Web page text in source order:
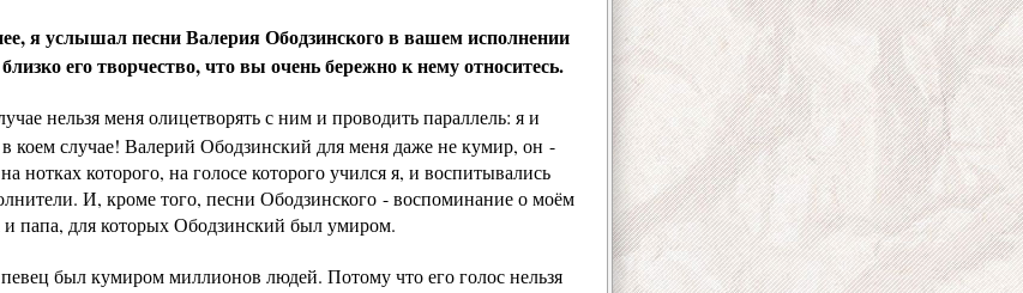
я услышал песни Валерия Ободзинского в вашем исполнении
его творчество, что вы очень бережно к нему относитесь.
нельзя меня олицетворять с ним и проводить параллель: я и
коем случае! Валерий Ободзинский для меня даже не кумир, он -
нотках которого, на голосе которого учился я, и воспитывались
И, кроме того, песни Ободзинского - воспоминание о моём
и папа, для которых Ободзинский был умиром.
был кумиром миллионов людей. Потому что его голос нельзя